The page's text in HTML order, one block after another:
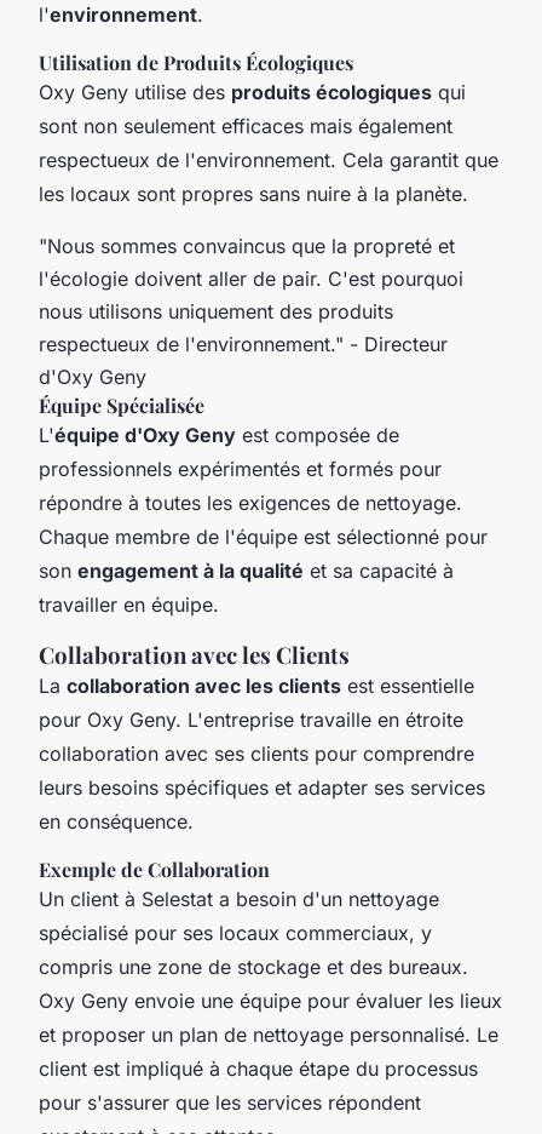
l'environnement.
Utilisation de Produits Écologiques
Oxy Geny utilise des produits écologiques qui
sont non seulement efficaces mais également
respectueux de l'environnement. Cela garantit que
les locaux sont propres sans nuire à la planète.
"Nous sommes convaincus que la propreté et
l'écologie doivent aller de pair. C'est pourquoi
nous utilisons uniquement des produits
respectueux de l'environnement." - Directeur
d'Oxy Geny
Équipe Spécialisée
L'équipe d'Oxy Geny est composée de
professionnels expérimentés et formés pour
répondre à toutes les exigences de nettoyage.
Chaque membre de l'équipe est sélectionné pour
son engagement à la qualité et sa capacité à
travailler en équipe.
Collaboration avec les Clients
La collaboration avec les clients est essentielle
pour Oxy Geny. L'entreprise travaille en étroite
collaboration avec ses clients pour comprendre
leurs besoins spécifiques et adapter ses services
en conséquence.
Exemple de Collaboration
Un client à Selestat a besoin d'un nettoyage
spécialisé pour ses locaux commerciaux, y
compris une zone de stockage et des bureaux.
Oxy Geny envoie une équipe pour évaluer les lieux
et proposer un plan de nettoyage personnalisé. Le
client est impliqué à chaque étape du processus
pour s'assurer que les services répondent